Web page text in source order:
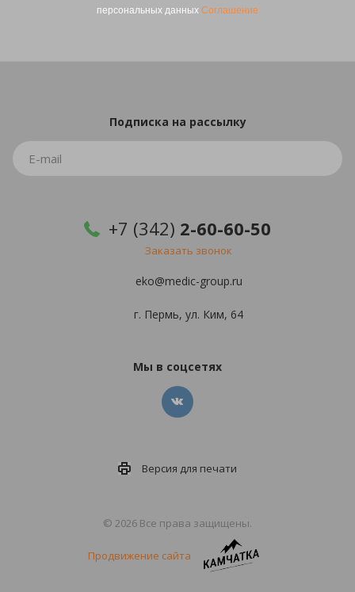
персональных данных Соглашение
Подписка на рассылку
+7 (342) 2-60-60-50
Заказать звонок
eko@medic-group.ru
г. Пермь, ул. Ким, 64
Мы в соцсетях
Версия для печати
© 2026 Все права защищены.
Продвижение сайта